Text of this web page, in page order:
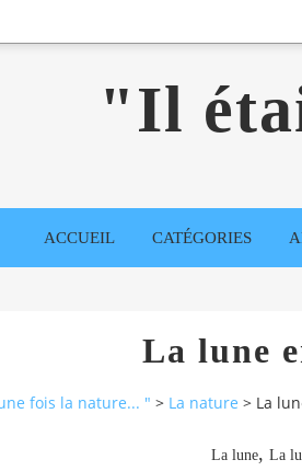
"Il
ACCUEIL CATÉGORIES
La lune
fois la nature... " > La nature > La
La lune, La